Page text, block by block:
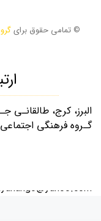
© تمامی حقوق برای
گـروه فرهنگی اجتماعی